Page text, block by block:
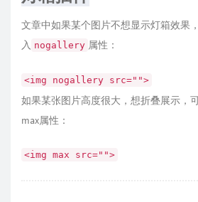
文章中如果某个图片不想显示灯箱效果
入 nogallery 属性：
<img nogallery src="">
如果某张图片高度很大，想折叠展示，
max属性：
<img max src="">